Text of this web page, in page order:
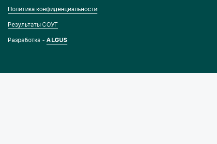
Политика конфиденциальности
Результаты СОУТ
Разработка -ALGUS